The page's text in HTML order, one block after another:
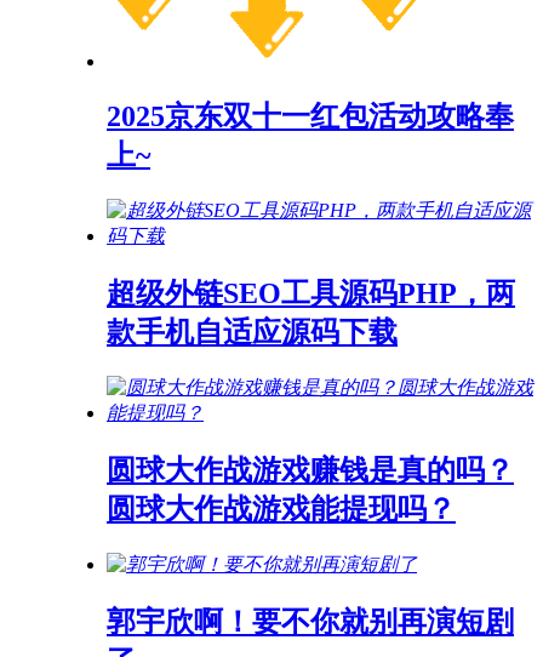
2025京东双十一红包活动攻略奉
上~
超级外链SEO工具源码PHP，两
款手机自适应源码下载
圆球大作战游戏赚钱是真的吗？
圆球大作战游戏能提现吗？
郭宇欣啊！要不你就别再演短剧